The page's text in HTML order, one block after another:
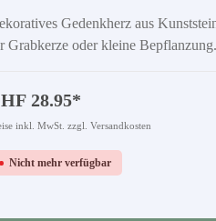
Gedenkherz aus
Grabkerze oder kleine Bepflanzung.
28.95*
inkl. MwSt. zzgl. Versandkosten
Nicht mehr verfügbar